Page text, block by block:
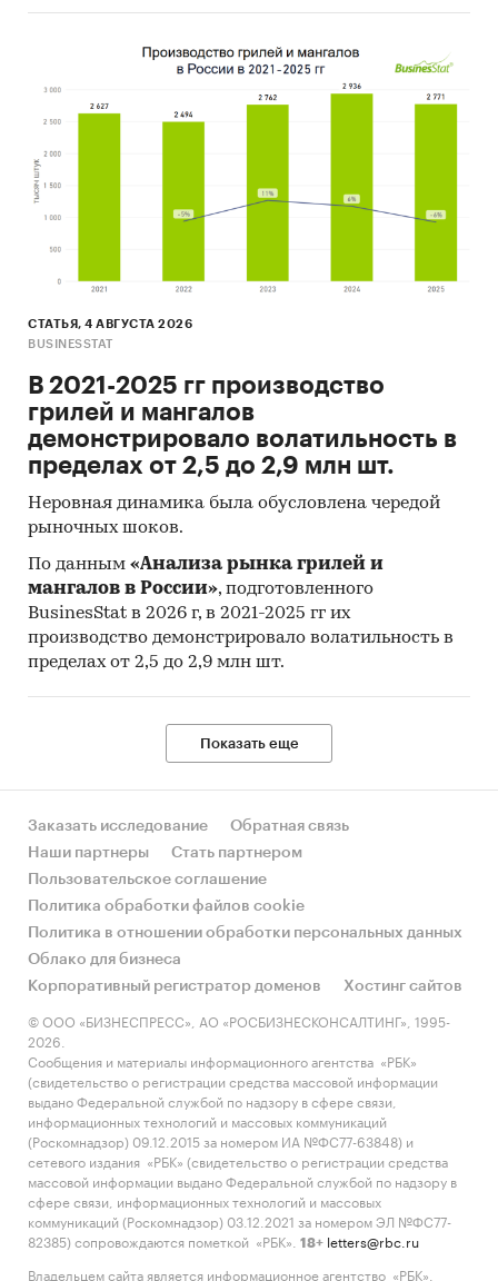
СТАТЬЯ, 4 АВГУСТА 2026
BUSINESSTAT
В 2021-2025 гг производство
грилей и мангалов
демонстрировало волатильность в
пределах от 2,5 до 2,9 млн шт.
Неровная динамика была обусловлена чередой
рыночных шоков.
По данным «Анализа рынка грилей и
мангалов в России», подготовленного
BusinesStat в 2026 г, в 2021-2025 гг их
производство демонстрировало волатильность в
пределах от 2,5 до 2,9 млн шт.
Показать еще
Заказать исследование
Обратная связь
Наши партнеры
Стать партнером
Пользовательское соглашение
Политика обработки файлов cookie
Политика в отношении обработки персональных данных
Облако для бизнеса
Корпоративный регистратор доменов
Хостинг сайтов
© ООО «БИЗНЕСПРЕСС», АО «РОСБИЗНЕСКОНСАЛТИНГ», 1995-
2026.
Сообщения и материалы информационного агентства «РБК»
(свидетельство о регистрации средства массовой информации
выдано Федеральной службой по надзору в сфере связи,
информационных технологий и массовых коммуникаций
(Роскомнадзор) 09.12.2015 за номером ИА №ФС77-63848) и
сетевого издания «РБК» (свидетельство о регистрации средства
массовой информации выдано Федеральной службой по надзору в
сфере связи, информационных технологий и массовых
коммуникаций (Роскомнадзор) 03.12.2021 за номером ЭЛ №ФС77-
82385) сопровождаются пометкой «РБК».
18+ letters@rbc.ru
Владельцем сайта является информационное агентство «РБК».